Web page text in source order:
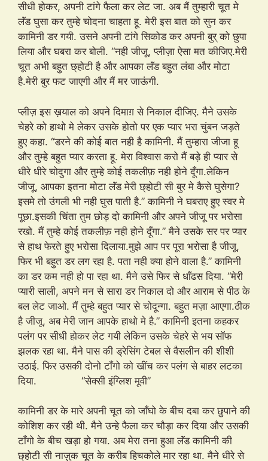
सीधी होकर, अपनी टांगे फैला कर लेट जा. अब मैं तुम्हारी चूत मे
लॅंड घुसा कर तुम्हे चोदना चाहता हू. मेरी इस बात को सुन कर
कामिनी डर गयी. उसने अपनी टांगे सिकोड कर अपनी बुर् को छुपा
लिया और घबरा कर बोली. “नही जीजू, प्लीज़ा ऐसा मत कीजिए.मेरी
चूत अभी बहुत छ्होटी है और आपका लॅंड बहुत लंबा और मोटा
है.मेरी बुर फट जाएगी और मैं मर जाऊंगी.
प्लीज़ इस ख़याल को अपने दिमाग़ से निकाल दीजिए. मैने उसके
चेहरे को हाथो मे लेकर उसके होतो पर एक प्यार भरा चुंबन जड़ते
हुए कहा. “डरने की कोई बात नही है कामिनी. मैं तुम्हारा जीजा हू
और तुम्हे बहुत प्यार करता हू. मेरा विश्वास करो मैं बड़े ही प्यार से
धीरे धीरे चोदुगा और तुम्हे कोई तकलीफ़ नही होने दूँगा.लेकिन
जीजू, आपका इतना मोटा लॅंड मेरी छ्होटी सी बुर मे कैसे घुसेगा?
इसमे तो उंगली भी नही घुस पाती है.” कामिनी ने घबराए हुए स्वर मे
पूछा.इसकी चिंता तुम छोड़ दो कामिनी और अपने जीजू पर भरोसा
रखो. मैं तुम्हे कोई तकलीफ़ नही होने दूँगा.” मैने उसके सर पर प्यार
से हाथ फेरते हुए भरोसा दिलाया.मुझे आप पर पूरा भरोसा है जीजू,
फिर भी बहुत डर लग रहा है. पता नही क्या होने वाला है.” कामिनी
का डर कम नही हो पा रहा था. मैने उसे फिर से धाँढस दिया. “मेरी
प्यारी साली, अपने मन से सारा डर निकाल दो और आराम से पीठ के
बल लेट जाओ. मैं तुम्हे बहुत प्यार से चोदून्गा. बहुत मज़ा आएगा.ठीक
है जीजू, अब मेरी जान आपके हाथो मे है.” कामिनी इतना कहकर
पलंग पर सीधी होकर लेट गयी लेकिन उसके चेहरे से भय सॉफ
झलक रहा था. मैने पास की ड्रेसिंग टेबल से वैसलीन की शीशी
उठाई. फिर उसकी दोनो टाँगो को खींच कर पलंग से बाहर लटका
दिया. “सेक्सी इंग्लिश मूवी”
कामिनी डर के मारे अपनी चूत को जाँघो के बीच दबा कर छुपाने की
कोशिश कर रही थी. मैने उन्हे फैला कर चौड़ा कर दिया और उसकी
टाँगो के बीच खड़ा हो गया. अब मेरा तना हुआ लॅंड कामिनी की
छ्होटी सी नाज़ुक चूत के करीब हिचकोले मार रहा था. मैने धीरे से